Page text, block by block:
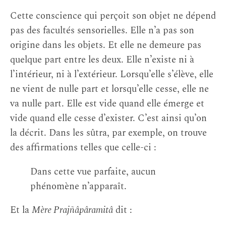
Cette conscience qui perçoit son objet ne dépend
pas des facultés sensorielles. Elle n’a pas son
origine dans les objets. Et elle ne demeure pas
quelque part entre les deux. Elle n’existe ni à
l’intérieur, ni à l’extérieur. Lorsqu’elle s’élève, elle
ne vient de nulle part et lorsqu’elle cesse, elle ne
va nulle part. Elle est vide quand elle émerge et
vide quand elle cesse d’exister. C’est ainsi qu’on
la décrit. Dans les sûtra, par exemple, on trouve
des affirmations telles que celle-ci :
Dans cette vue parfaite, aucun
phénomène n’apparaît.
Et laMère Prajñâpâramitâdit :